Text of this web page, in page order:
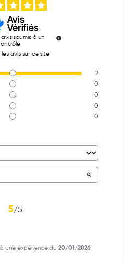
avis soumis à un
les avis sur ce site
2
0
0
0
0
5/5
à une expérience du 20/01/2026